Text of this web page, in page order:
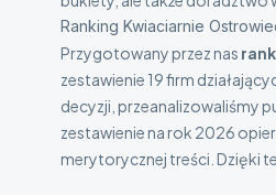
Ranking Kwiaciarnie
Przygotowany przez nas
zestawienie 19 firm
decyzji, przeanalizowaliśmy
zestawienie na rok 2026
merytorycznej treści. Dzięki